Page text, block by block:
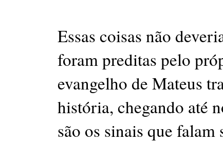
Essas coisas não
foram preditas pelo
evangelho de Mateus
história, chegando até
são os sinais que falam